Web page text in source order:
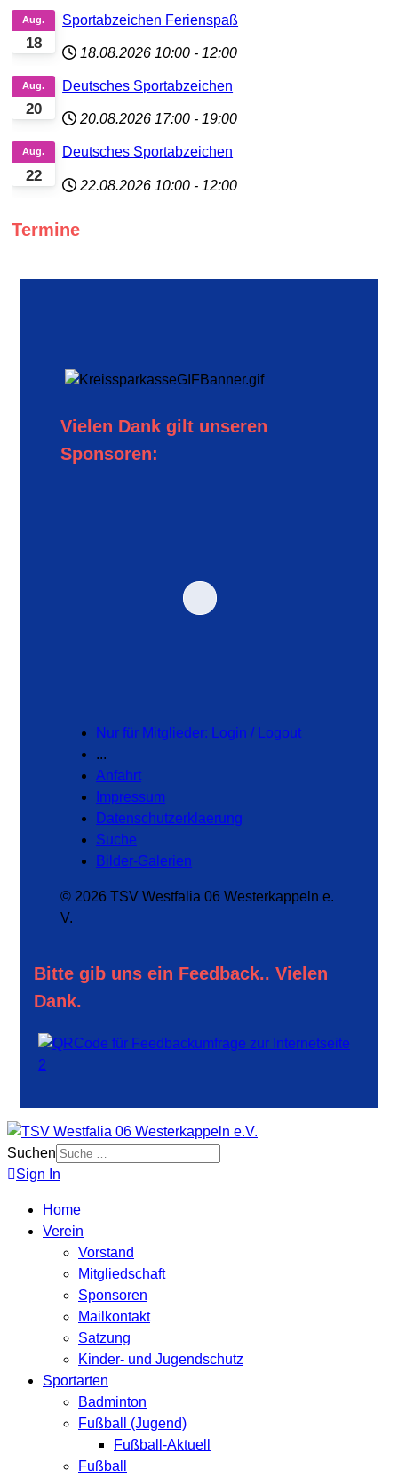
18
Aug. Sportabzeichen Ferienspaß
18.08.2026 10:00 - 12:00
20
Aug. Deutsches Sportabzeichen
20.08.2026 17:00 - 19:00
22
Aug. Deutsches Sportabzeichen
22.08.2026 10:00 - 12:00
Termine
Vielen Dank gilt unseren
Sponsoren:
Nur für Mitglieder: Login / Logout
...
Anfahrt
Impressum
Datenschutzerklaerung
Suche
Bilder-Galerien
© 2026 TSV Westfalia 06 Westerkappeln e.
V.
Bitte gib uns ein Feedback.. Vielen
Dank.
Suchen
Sign In
Home
Verein
Vorstand
Mitgliedschaft
Sponsoren
Mailkontakt
Satzung
Kinder- und Jugendschutz
Sportarten
Badminton
Fußball (Jugend)
Fußball-Aktuell
Fußball